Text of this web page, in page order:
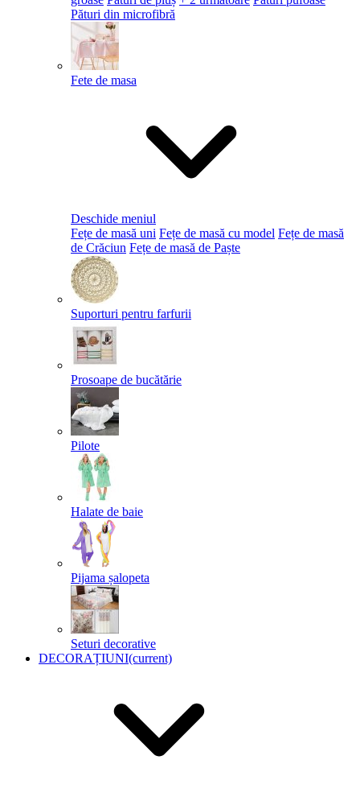
Pături din microfibră
Fete de masa
Deschide meniul
Fețe de masă uni Fețe de masă cu model Fețe de masă
de Crăciun Fețe de masă de Paște​
Suporturi pentru farfurii
Prosoape de bucătărie
Pilote
Halate de baie
Pijama șalopeta
Seturi decorative
DECORAȚIUNI(current)